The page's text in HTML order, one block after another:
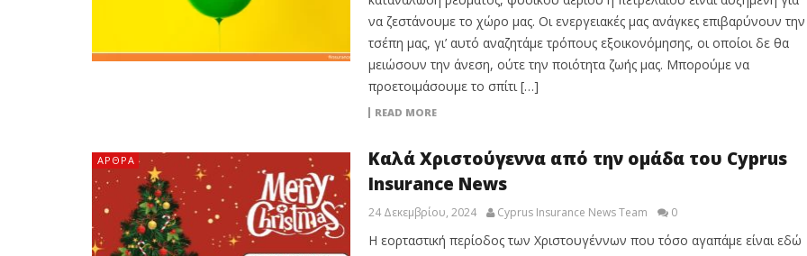
να ζεστάνουμε το χώρο μας. Οι ενεργειακές μας ανάγκες επιβαρύνουν την
τσέπη μας, γι’ αυτό αναζητάμε τρόπους εξοικονόμησης, οι οποίοι δε θα
μειώσουν την άνεση, ούτε την ποιότητα ζωής μας. Μπορούμε να
προετοιμάσουμε το σπίτι […]
READ MORE
ΆΡΘΡΑ
Καλά Χριστούγεννα από την ομάδα του Cyprus
Insurance News
24 Δεκεμβρίου, 2024 Cyprus Insurance News Team 0
Η εορταστική περίοδος των Χριστουγέννων που τόσο αγαπάμε είναι εδώ